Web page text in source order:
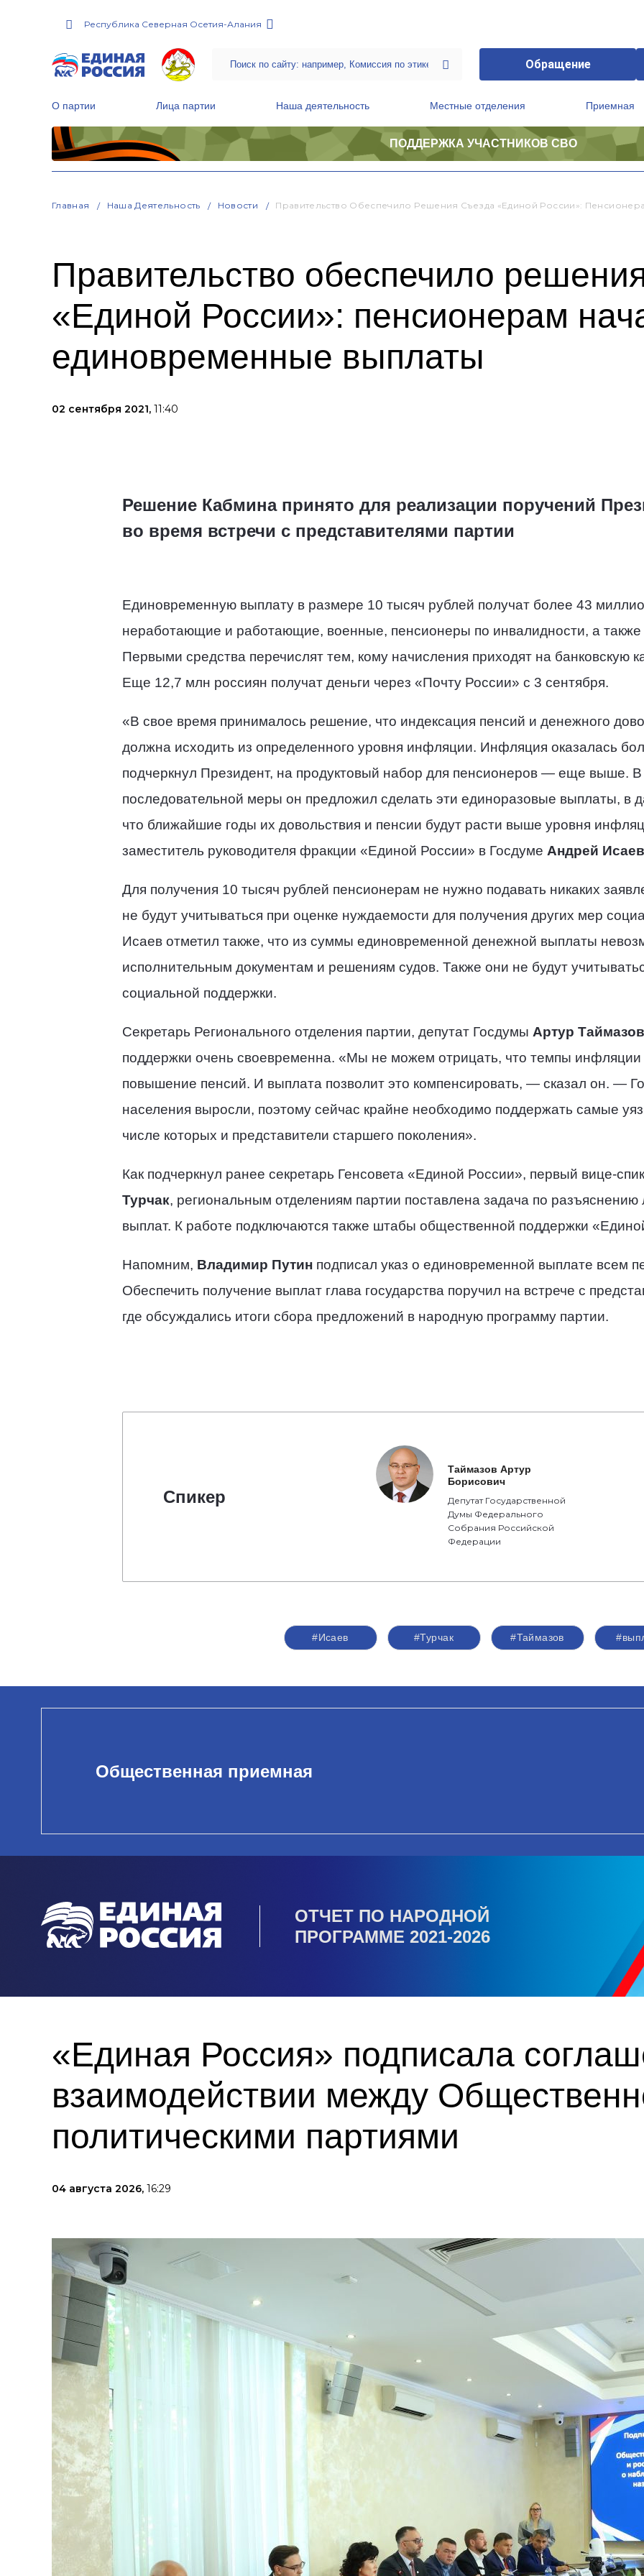
Республика Северная Осетия-Алания
Обращение
О партии Лица партии Наша деятельность Местные отделения Приемная
ПОДДЕРЖКА УЧАСТНИКОВ СВО
Главная Наша Деятельность Новости Правительство Обеспечило Решения Съезда «Единой России»:
Правительство обеспечило
«Единой России»: пенсионерам
единовременные выплаты
02 сентября 2021, 11:40
Решение Кабмина принято для реализации поручений
во время встречи с представителями партии
Единовременную выплату в размере 10 тысяч рублей получат более 43
неработающие и работающие, военные, пенсионеры по инвалидности, а также
Первыми средства перечислят тем, кому начисления приходят на банковскую
Еще 12,7 млн россиян получат деньги через «Почту России» с 3 сентября.
«В свое время принималось решение, что индексация пенсий и денежного
должна исходить из определенного уровня инфляции. Инфляция оказалась
подчеркнул Президент, на продуктовый набор для пенсионеров — еще выше.
последовательной меры он предложил сделать эти единоразовые выплаты, в
что ближайшие годы их довольствия и пенсии будут расти выше уровня
заместитель руководителя фракции «Единой России» в Госдуме Андрей Исаев
Для получения 10 тысяч рублей пенсионерам не нужно подавать никаких
не будут учитываться при оценке нуждаемости для получения других мер
Исаев отметил также, что из суммы единовременной денежной выплаты
исполнительным документам и решениям судов. Также они не будут
социальной поддержки.
Cекретарь Регионального отделения партии, депутат Госдумы Артур Таймазов
поддержки очень своевременна. «Мы не можем отрицать, что темпы
повышение пенсий. И выплата позволит это компенсировать, — сказал он. —
населения выросли, поэтому сейчас крайне необходимо поддержать самые
числе которых и представители старшего поколения».
Как подчеркнул ранее секретарь Генсовета «Единой России», первый вице-
Турчак, региональным отделениям партии поставлена задача по
выплат. К работе подключаются также штабы общественной поддержки
Напомним, Владимир Путинподписал указ о единовременной выплате всем
Обеспечить получение выплат глава государства поручил на встрече с
где обсуждались итоги сбора предложений в народную программу партии.
Спикер
Таймазов Артур
Борисович
Депутат Государственной
Думы Федерального
Собрания Российской
Федерации
#Исаев #Турчак #Таймазов
Общественная приемная
ОТЧЕТ ПО НАРОДНОЙ
ПРОГРАММЕ 2021-2026
«Единая Россия» подписала
взаимодействии между
политическими партиями
04 августа 2026, 16:29